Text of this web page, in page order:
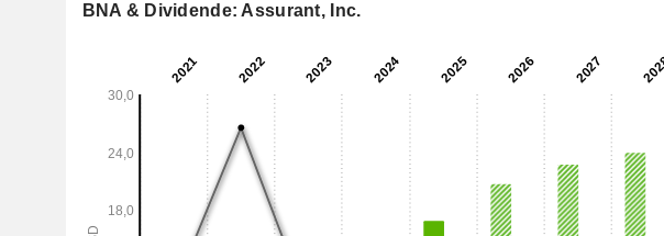
BNA & Dividende: Assurant, Inc.